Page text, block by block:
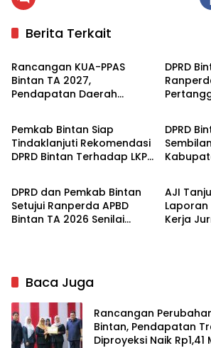
Berita Terkait
Bintan
Rancangan KUA-PPAS
Bintan TA 2027,
Pendapatan Daerah
DPRD
Bintan
Pemkab Bintan Siap
Tindaklanjuti Rekomendasi
DPRD Bintan Terhadap LKPJ
Bintan
DPRD
Bintan
DPRD dan Pemkab Bintan
Setujui Ranperda APBD
Bintan TA 2026 Senilai
Zona
AJI
Kerja
Baca Juga
Rancangan
Bintan, Pendapatan
Diproyeksi Naik Rp1,41